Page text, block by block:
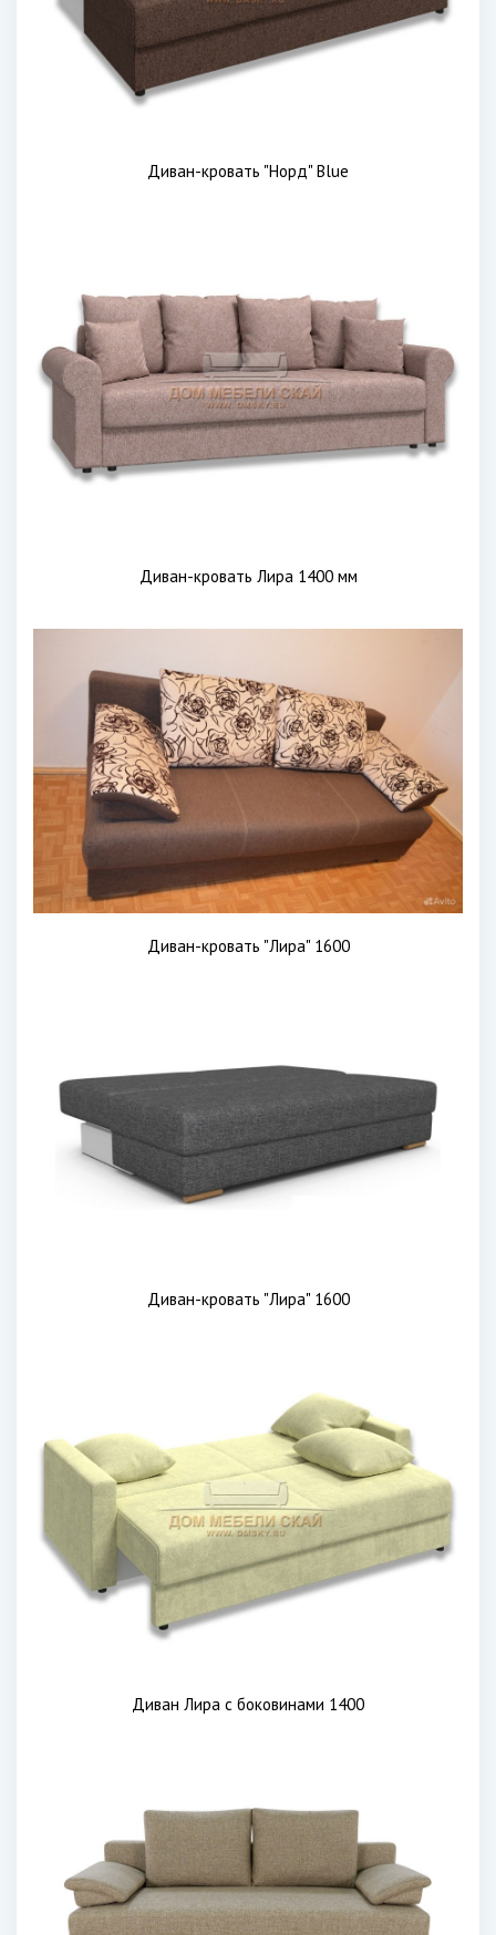
Диван-кровать "Норд" Blue
Диван-кровать Лира 1400 мм
Диван-кровать "Лира" 1600
Диван-кровать "Лира" 1600
Диван Лира с боковинами 1400